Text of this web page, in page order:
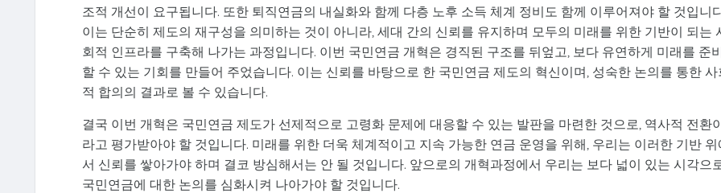
조적 개선이 요구됩니다. 또한 퇴직연금의 내실화와 함께 다층 노후 소득 체계 정비도 함께 이루어져야 할 것입니
이는 단순히 제도의 재구성을 의미하는 것이 아니라, 세대 간의 신뢰를 유지하며 모두의 미래를 위한 기반이 되는
회적 인프라를 구축해 나가는 과정입니다. 이번 국민연금 개혁은 경직된 구조를 뒤엎고, 보다 유연하게 미래를 준
할 수 있는 기회를 만들어 주었습니다. 이는 신뢰를 바탕으로 한 국민연금 제도의 혁신이며, 성숙한 논의를 통한 사
적 합의의 결과로 볼 수 있습니다.
결국 이번 개혁은 국민연금 제도가 선제적으로 고령화 문제에 대응할 수 있는 발판을 마련한 것으로, 역사적 전환
라고 평가받아야 할 것입니다. 미래를 위한 더욱 체계적이고 지속 가능한 연금 운영을 위해, 우리는 이러한 기반 위
서 신뢰를 쌓아가야 하며 결코 방심해서는 안 될 것입니다. 앞으로의 개혁과정에서 우리는 보다 넓이 있는 시각으
국민연금에 대한 논의를 심화시켜 나아가야 할 것입니다.